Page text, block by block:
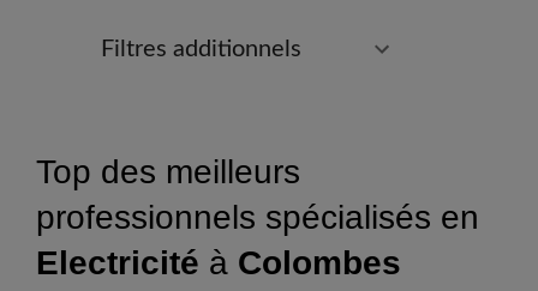
Filtres additionnels
Top des meilleurs
professionnels spécialisés en
Electricité à Colombes